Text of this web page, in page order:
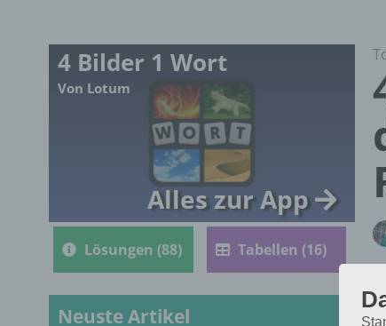
4 Bilder 1 Wort
Von Lotum
Alles zur App
Lösungen (88) Tabellen (16)
Neuste Artikel